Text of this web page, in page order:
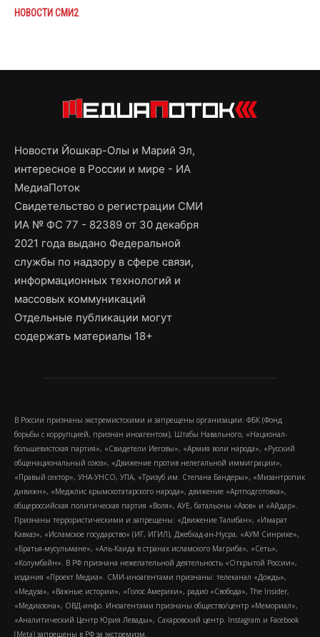
НОВОСТИ СМИ2
Новости Йошкар-Олы и Марий Эл,
интересное в России и мире - ИА
МедиаПоток
Свидетельство о регистрации СМИ
ИА № ФС 77 - 82389 от 30 декабря
2021 года выдано Федеральной
службы по надзору в сфере связи,
информационных технологий и
массовых коммуникаций
Отдельные публикации могут
содержать материалы 18+
В России признаны экстремистскими и запрещены организации: ФБК (Фонд
борьбы с коррупцией, признан иноагентом), Штабы Навального, «Национал-
большевистская партия», «Свидетели Иеговы», «Армия воли народа», «Русский
общенациональный союз», «Движение против нелегальной иммиграции»,
«Правый сектор», УНА-УНСО, УПА, «Тризуб им. Степана Бандеры», «Мизантропик
дивижн», «Меджлис крымскотатарского народа», движение «Артподготовка»,
общероссийская политическая партия «Воля», АУЕ, батальоны «Азов» и «Айдар».
Признаны террористическими и запрещены: «Движение Талибан», «Имарат
Кавказ», «Исламское государство» (ИГ, ИГИЛ), Джебхад-ан-Нусра, «АУМ Синрике»,
«Братья-мусульмане», «Аль-Каида в странах исламского Магриба», «Сеть»,
«Колумбайн». В РФ признана нежелательной деятельность «Открытой России»,
издания «Проект Медиа». СМИ-иноагентами признаны: телеканал «Дождь»,
«Медуза», «Важные истории», «Голос Америки», радио «Свобода», The Insider,
«Медиазона», ОВД-инфо. Иноагентами признаны общество/центр «Мемориал»,
«Аналитический Центр Юрия Левады», Сахаровский центр. Instagram и Facebook
(Metа) запрещены в РФ за экстремизм.